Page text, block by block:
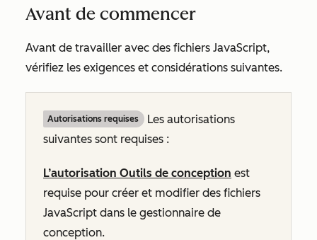
Avant de commencer
Avant de travailler avec des fichiers JavaScript,
vérifiez les exigences et considérations suivantes.
Autorisations requises
Les autorisations
suivantes sont requises :
L’autorisation Outils de conception est
requise pour créer et modifier des fichiers
JavaScript dans le gestionnaire de
conception.